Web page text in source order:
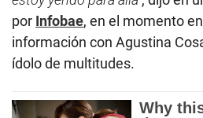
por Infobae, en el momento
información con Agustina
ídolo de multitudes.